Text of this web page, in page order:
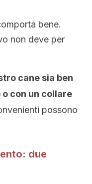
bene.
non deve per
cane sia ben
con un collare
possono
due